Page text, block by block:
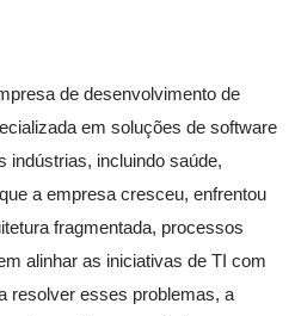
de desenvolvimento de
em soluções de software
indústrias, incluindo saúde,
a empresa cresceu, enfrentou
fragmentada, processos
alinhar as iniciativas de TI com
resolver esses problemas, a